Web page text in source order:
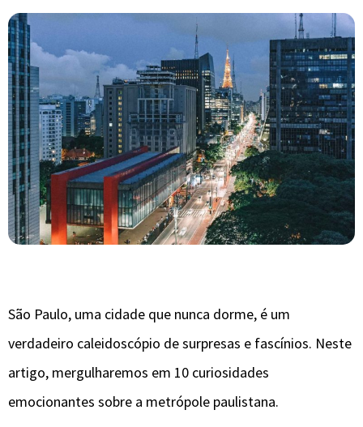
São Paulo, uma cidade que nunca dorme, é um
verdadeiro caleidoscópio de surpresas e fascínios. Neste
artigo, mergulharemos em 10 curiosidades
emocionantes sobre a metrópole paulistana.